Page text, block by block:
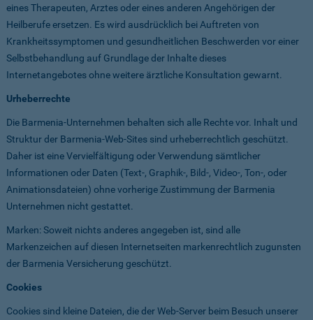
eines Therapeuten, Arztes oder eines anderen Angehörigen der
Heilberufe ersetzen. Es wird ausdrücklich bei Auftreten von
Krankheitssymptomen und gesundheitlichen Beschwerden vor einer
Selbstbehandlung auf Grundlage der Inhalte dieses
Internetangebotes ohne weitere ärztliche Konsultation gewarnt.
Urheberrechte
Die Barmenia-Unternehmen behalten sich alle Rechte vor. Inhalt und
Struktur der Barmenia-Web-Sites sind urheberrechtlich geschützt.
Daher ist eine Vervielfältigung oder Verwendung sämtlicher
Informationen oder Daten (Text-, Graphik-, Bild-, Video-, Ton-, oder
Animationsdateien) ohne vorherige Zustimmung der Barmenia
Unternehmen nicht gestattet.
Marken: Soweit nichts anderes angegeben ist, sind alle
Markenzeichen auf diesen Internetseiten markenrechtlich zugunsten
der Barmenia Versicherung geschützt.
Cookies
Cookies sind kleine Dateien, die der Web-Server beim Besuch unserer